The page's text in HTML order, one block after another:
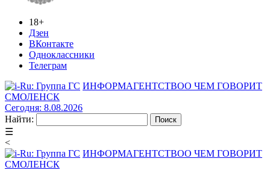
18+
Дзен
ВКонтакте
Одноклассники
Телеграм
ИНФОРМАГЕНТСТВОО ЧЕМ ГОВОРИТ
СМОЛЕНСК
Сегодня: 8.08.2026
Найти:
☰
<
ИНФОРМАГЕНТСТВОО ЧЕМ ГОВОРИТ
СМОЛЕНСК